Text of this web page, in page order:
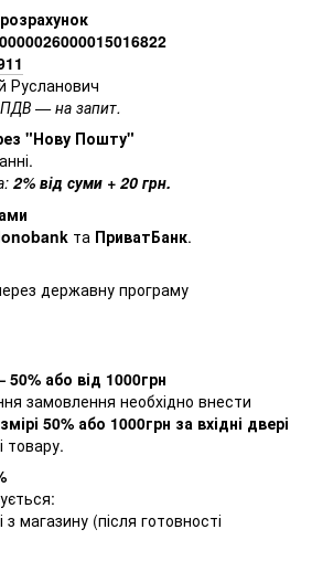
Русланович
— на запит.
"Нову Пошту"
2% від суми + 20 грн.
та ПриватБанк.
державну програму
або від 1000грн
замовлення необхідно внести
50% або 1000грн за вхідні двері
товару.
магазину (після готовності